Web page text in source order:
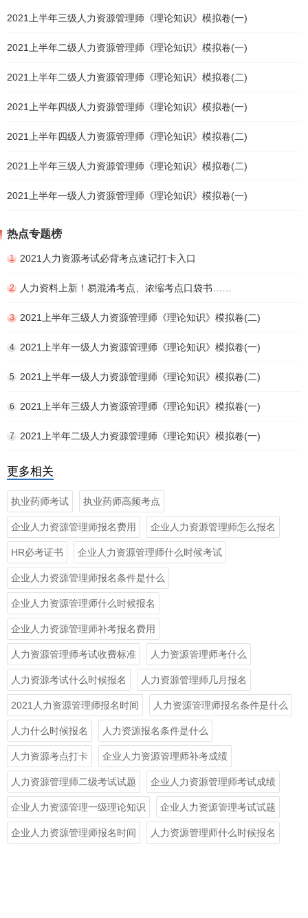
2021上半年三级人力资源管理师《理论知识》模拟卷(一)
2021上半年二级人力资源管理师《理论知识》模拟卷(一)
2021上半年二级人力资源管理师《理论知识》模拟卷(二)
2021上半年四级人力资源管理师《理论知识》模拟卷(一)
2021上半年四级人力资源管理师《理论知识》模拟卷(二)
2021上半年三级人力资源管理师《理论知识》模拟卷(二)
2021上半年一级人力资源管理师《理论知识》模拟卷(一)
热点专题榜
1 2021人力资源考试必背考点速记打卡入口
2 人力资料上新！易混淆考点、浓缩考点口袋书……
3 2021上半年三级人力资源管理师《理论知识》模拟卷(二)
4 2021上半年一级人力资源管理师《理论知识》模拟卷(一)
5 2021上半年一级人力资源管理师《理论知识》模拟卷(二)
6 2021上半年三级人力资源管理师《理论知识》模拟卷(一)
7 2021上半年二级人力资源管理师《理论知识》模拟卷(一)
更多相关
执业药师考试 执业药师高频考点
企业人力资源管理师报名费用 企业人力资源管理师怎么报名
HR必考证书 企业人力资源管理师什么时候考试
企业人力资源管理师报名条件是什么
企业人力资源管理师什么时候报名
企业人力资源管理师补考报名费用
人力资源管理师考试收费标准 人力资源管理师考什么
人力资源考试什么时候报名 人力资源管理师几月报名
2021人力资源管理师报名时间 人力资源管理师报名条件是什么
人力什么时候报名 人力资源报名条件是什么
人力资源考点打卡 企业人力资源管理师补考成绩
人力资源管理师二级考试试题 企业人力资源管理师考试成绩
企业人力资源管理一级理论知识 企业人力资源管理考试试题
企业人力资源管理师报名时间 人力资源管理师什么时候报名